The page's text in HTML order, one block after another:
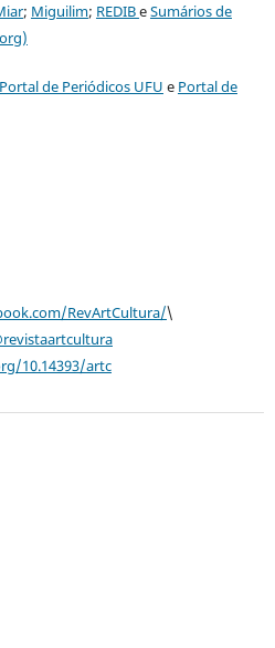
; Miguilim; REDIBeSumários de
Portal de Periódicos UFU e Portal de
RevArtCultura/\
10.14393/artc